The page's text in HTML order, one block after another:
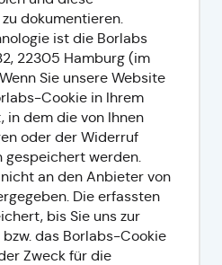
dokumentieren.
ist die Borlabs
22305 Hamburg (im
Sie unsere Website
Cookie in Ihrem
in dem die von Ihnen
oder der Widerruf
gespeichert werden.
an den Anbieter von
Die erfassten
bis Sie uns zur
das Borlabs-Cookie
Zweck für die